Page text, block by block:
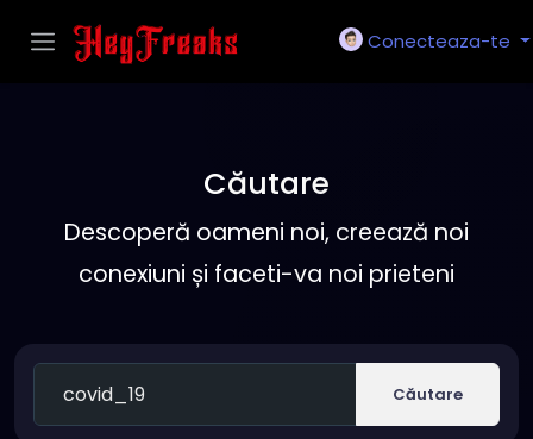
Conecteaza-te
Căutare
Descoperă oameni noi, creează noi
conexiuni și faceti-va noi prieteni
Căutare